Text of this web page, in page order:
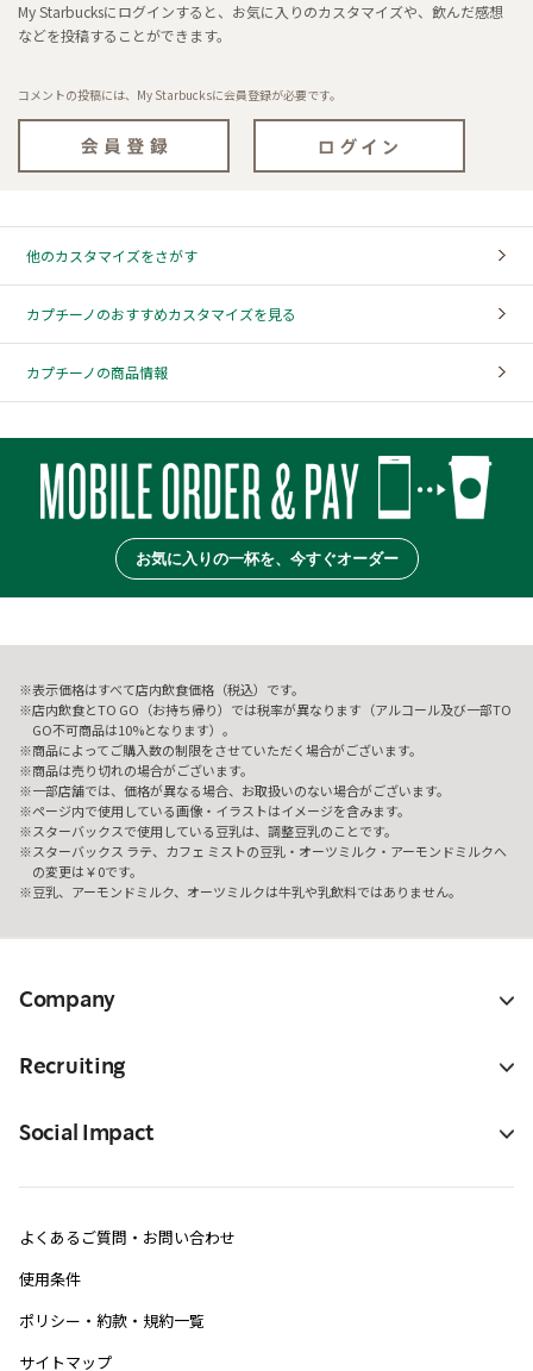
My Starbucksにログインすると、お気に入りのカスタマイズや、飲んだ感想
などを投稿することができます。
コメントの投稿には、My Starbucksに会員登録が必要です。
他のカスタマイズをさがす
カプチーノのおすすめカスタマイズを見る
カプチーノの商品情報
お気に入りの一杯を、今すぐオーダー
表示価格はすべて店内飲食価格（税込）です。
店内飲食とTO GO（お持ち帰り）では税率が異なります（アルコール及び一部TO
GO不可商品は10%となります）。
商品によってご購入数の制限をさせていただく場合がございます。
商品は売り切れの場合がございます。
一部店舗では、価格が異なる場合、お取扱いのない場合がございます。
ページ内で使用している画像・イラストはイメージを含みます。
スターバックスで使用している豆乳は、調整豆乳のことです。
スターバックス ラテ、カフェ ミストの豆乳・オーツミルク・アーモンドミルクへ
の変更は￥0です。
豆乳、アーモンドミルク、オーツミルクは牛乳や乳飲料ではありません。
Company
Recruiting
Social Impact
よくあるご質問・お問い合わせ
使用条件
ポリシー・約款・規約一覧
サイトマップ